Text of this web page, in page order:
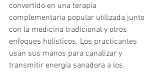
convertido en una terapia
complementaria popular utilizada junto
con la medicina tradicional y otros
enfoques holísticos. Los practicantes
usan sus manos para canalizar y
transmitir energía sanadora a los